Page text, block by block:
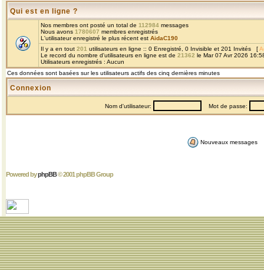
Qui est en ligne ?
Nos membres ont posté un total de 112984 messages
Nous avons 1780607 membres enregistrés
L'utilisateur enregistré le plus récent est AidaC190
Il y a en tout 201 utilisateurs en ligne :: 0 Enregistré, 0 Invisible et 201 Invités [
Le record du nombre d'utilisateurs en ligne est de 21362 le Mar 07 Avr 2026
Utilisateurs enregistrés : Aucun
Ces données sont basées sur les utilisateurs actifs des cinq dernières minutes
Connexion
Nom d'utilisateur: Mot de passe:
Nouveaux messages
Powered byphpBB© 2001 phpBB Group